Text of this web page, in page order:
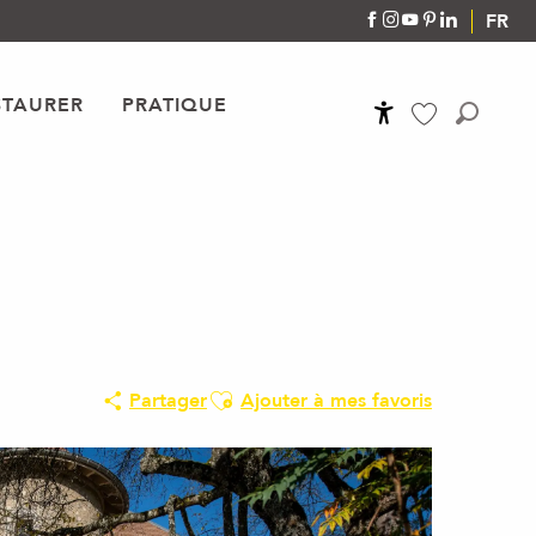
FR
PRATIQUE
PartagerAjouter aux favoris
Ajouter à mes favoris